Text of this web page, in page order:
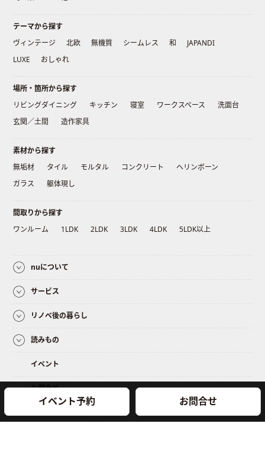
イベント予約 お問合せ
テーマから探す
ヴィンテージ
北欧 無機質 シームレス 和
JAPANDI
LUXE
おしゃれ
場所・箇所から探す
リビングダイニング
キッチン 寝室 ワークスペース
洗面台
玄関／土間
造作家具
素材から探す
無垢材
タイル モルタル コンクリート
ヘリンボーン
ガラス
躯体現し
間取りから探す
ワンルーム
1LDK 2LDK 3LDK 4LDK 5LDK以上
nuについて
サービス
リノベ後の暮らし
読みもの
イベント
お問合せ